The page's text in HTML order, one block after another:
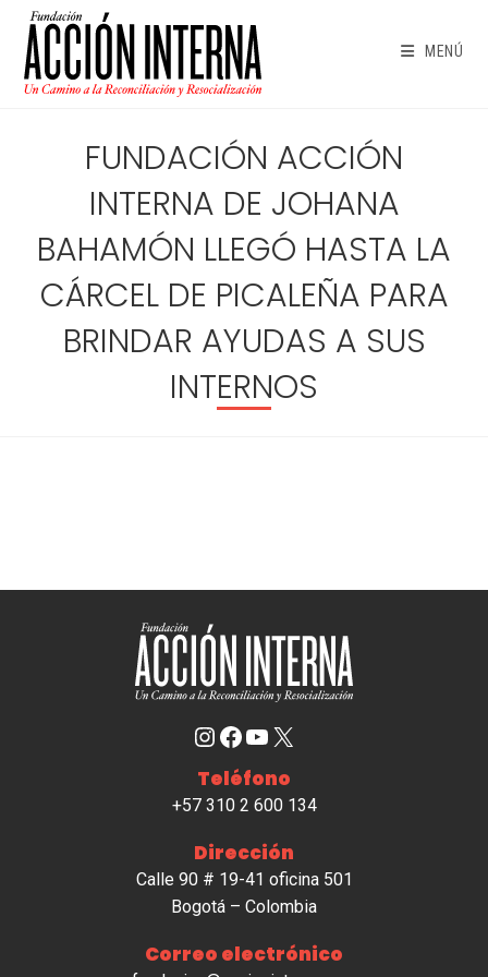
contenido
MENÚ
FUNDACIÓN ACCIÓN
INTERNA DE JOHANA
BAHAMÓN LLEGÓ HASTA LA
CÁRCEL DE PICALEÑA PARA
BRINDAR AYUDAS A SUS
INTERNOS
Instagram Facebook YouTube X
Teléfono
+57 310 2 600 134
Dirección
Calle 90 # 19-41 oficina 501
Bogotá – Colombia
Correo electrónico